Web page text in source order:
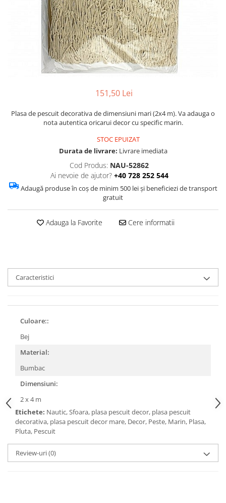
Barci, vapoare, ambarcatiuni
Decoratiuni care se agata
151,50 Lei
Plasa de pescuit decorativa de dimensiuni mari (2x4 m). Va adauga o
nota autentica oricarui decor cu specific marin.
STOC EPUIZAT
Durata de livrare: Livrare imediata
Cod Produs: NAU-52862
Ai nevoie de ajutor? +40 728 252 544
Adaugă produse în coș de minim 500 lei și beneficiezi de transport
gratuit
Adauga la Favorite Cere informatii
Caracteristici
Culoare::
Bej
Material:
Bumbac
Dimensiuni:
2 x 4 m
Etichete: Nautic, Sfoara, plasa pescuit decor, plasa pescuit
decorativa, plasa pescuit decor mare, Decor, Peste, Marin, Plasa,
Pluta, Pescuit
Review-uri(0)